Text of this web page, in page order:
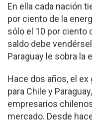
En ella cada nación
por ciento de la
sólo el 10 por ciento
saldo debe
Paraguay le sobra la
Hace dos años, el
para Chile y
empresarios
mercado. Desde